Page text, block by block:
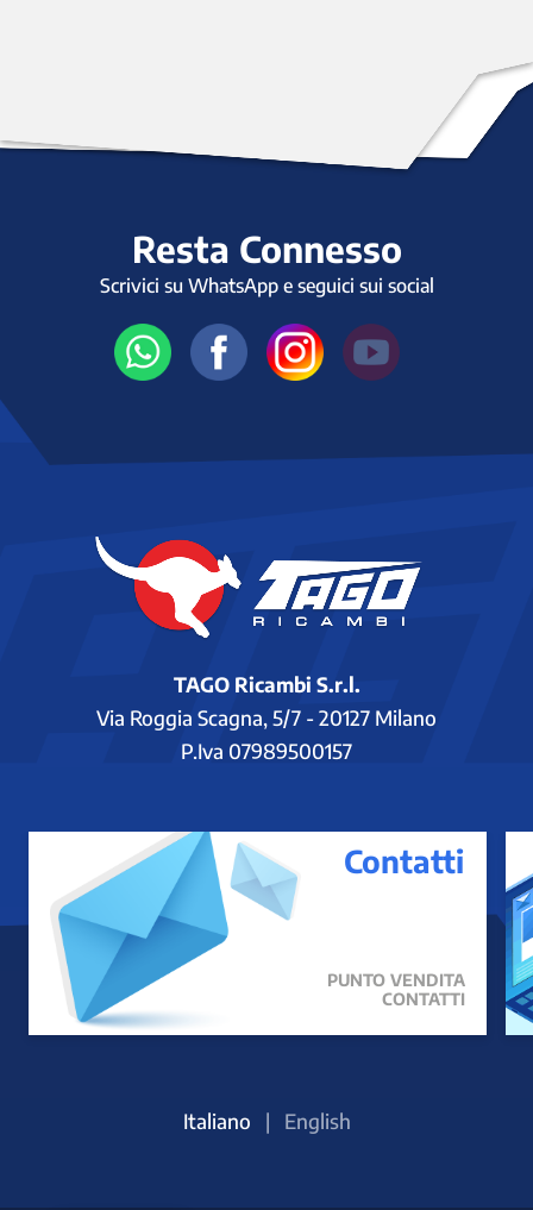
Resta Connesso
Scrivici su WhatsApp e seguici sui social
TAGO Ricambi S.r.l.
Via Roggia Scagna, 5/7 - 20127 Milano
P.Iva 07989500157
Contatti
PUNTO VENDITA
CONTATTI
Italiano | English